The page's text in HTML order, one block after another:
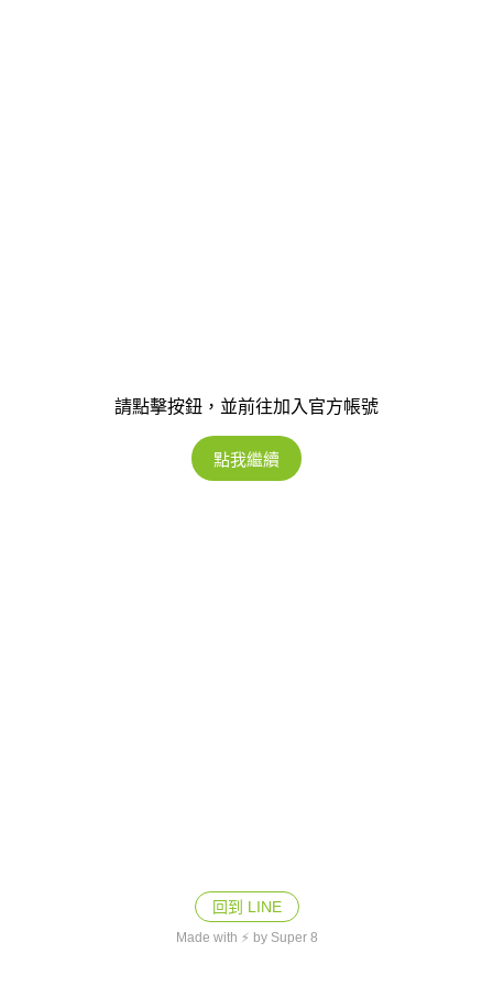
請點擊按鈕，並前往加入官方帳號
點我繼續
回到 LINE
Made with ⚡ by Super 8